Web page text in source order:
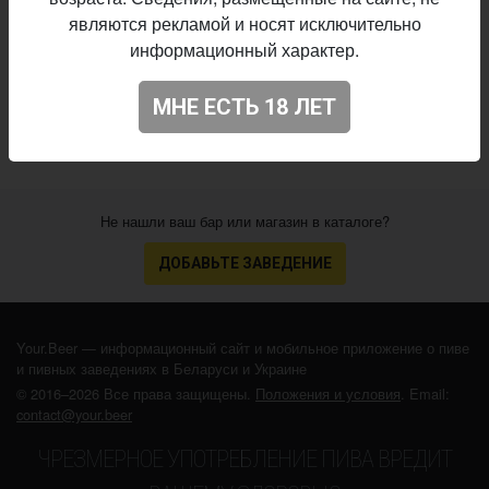
обавки:
Mango, Passion fruit, Guava
10.04.2019
Не нашли ваш бар или магазин в каталоге?
ДОБАВЬТЕ ЗАВЕДЕНИЕ
Your.Beer — информационный сайт и мобильное приложение о пиве
и пивных заведениях в Беларуси и Украине
© 2016–2026 Все права защищены. Положения и условия. Email:
contact@your.beer
ЧРЕЗМЕРНОЕ УПОТРЕБЛЕНИЕ ПИВА ВРЕДИТ
являются рекламой и носят исключительно
информационный характер.
МНЕ ЕСТЬ 18 ЛЕТ